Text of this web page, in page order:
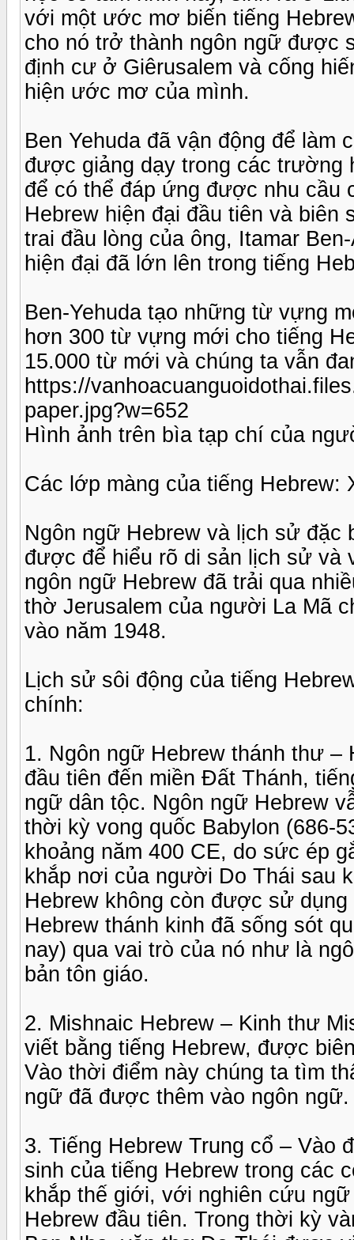
với một ước mơ biến tiếng
cho nó trở thành ngôn ngữ được
định cư ở Giêrusalem và cống
hiện ước mơ của mình.
Ben Yehuda đã vận động để làm
được giảng dạy trong các trường
để có thể đáp ứng được nhu cầu
Hebrew hiện đại đầu tiên và biên
trai đầu lòng của ông, Itamar
hiện đại đã lớn lên trong tiếng
Ben-Yehuda tạo những từ vựng
hơn 300 từ vựng mới cho tiếng
15.000 từ mới và chúng ta vẫn
https://
paper.jpg?w=652
Hình ảnh trên bìa tạp chí của
Các lớp màng của tiếng Hebrew:
Ngôn ngữ Hebrew và lịch sử đặc
được để hiểu rõ di sản lịch sử và
ngôn ngữ Hebrew đã trải qua
thờ Jerusalem của người La Mã
vào năm 1948.
Lịch sử sôi động của tiếng
chính:
1. Ngôn ngữ Hebrew thánh thư
đầu tiên đến miền Đất Thánh,
ngữ dân tộc. Ngôn ngữ Hebrew
thời kỳ vong quốc Babylon (686-
khoảng năm 400 CE, do sức ép
khắp nơi của người Do Thái sau
Hebrew không còn được sử
Hebrew thánh kinh đã sống sót
nay) qua vai trò của nó như là
bản tôn giáo.
2. Mishnaic Hebrew – Kinh thư
viết bằng tiếng Hebrew, được
Vào thời điểm này chúng ta tìm
ngữ đã được thêm vào ngôn ngữ.
3. Tiếng Hebrew Trung cổ – Vào
sinh của tiếng Hebrew trong các
khắp thế giới, với nghiên cứu
Hebrew đầu tiên. Trong thời kỳ